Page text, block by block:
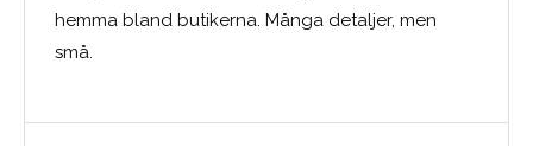
hemma bland butikerna. Många detaljer, men
små.